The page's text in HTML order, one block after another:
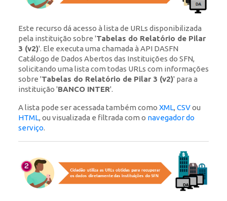
Este recurso dá acesso à lista de URLs disponibilizada
pela instituição sobre 'Tabelas do Relatório de Pilar
3 (v2)'. Ele executa uma chamada à API DASFN
Catálogo de Dados Abertos das Instituições do SFN,
solicitando uma lista com todas URLs com informações
sobre 'Tabelas do Relatório de Pilar 3 (v2)' para a
instituição 'BANCO INTER'.
A lista pode ser acessada também como XML, CSVou
HTML, ou visualizada e filtrada com o navegador do
serviço.